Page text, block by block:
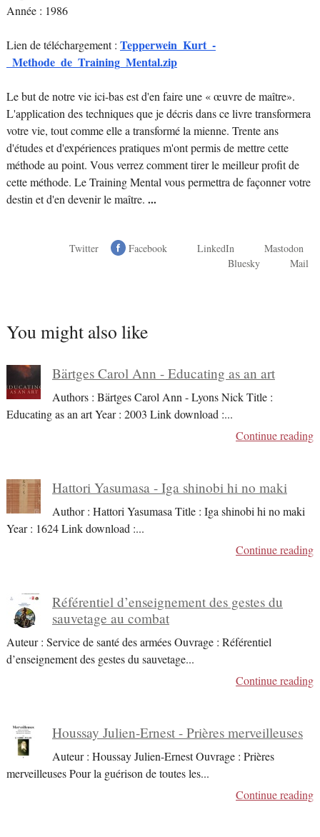
Année : 1986
Lien de téléchargement : Tepperwein_Kurt_-
_Methode_de_Training_Mental.zip
Le but de notre vie ici-bas est d'en faire une « œuvre de maître».
L'application des techniques que je décris dans ce livre transformera
votre vie, tout comme elle a transformé la mienne. Trente ans
d'études et d'expériences pratiques m'ont permis de mettre cette
méthode au point. Vous verrez comment tirer le meilleur profit de
cette méthode. Le Training Mental vous permettra de façonner votre
destin et d'en devenir le maître. ...
Twitter Facebook LinkedIn
Mastodon
Bluesky
Mail
You might also like
Bärtges Carol Ann - Educating as an art
Authors : Bärtges Carol Ann - Lyons Nick Title :
Educating as an art Year : 2003 Link download :...
Continue reading
Hattori Yasumasa - Iga shinobi hi no maki
Author : Hattori Yasumasa Title : Iga shinobi hi no maki
Year : 1624 Link download :...
Continue reading
Référentiel d’enseignement des gestes du
sauvetage au combat
Auteur : Service de santé des armées Ouvrage : Référentiel
d’enseignement des gestes du sauvetage...
Continue reading
Houssay Julien-Ernest - Prières merveilleuses
Auteur : Houssay Julien-Ernest Ouvrage : Prières
merveilleuses Pour la guérison de toutes les...
Continue reading